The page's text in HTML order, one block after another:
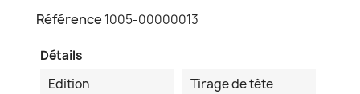
Référence 1005-00000013
Détails
Edition
Tirage de tête